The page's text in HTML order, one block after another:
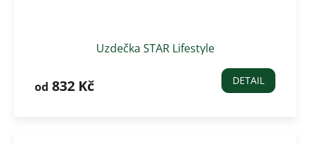
Uzdečka STAR Lifestyle
od 832 Kč DETAIL